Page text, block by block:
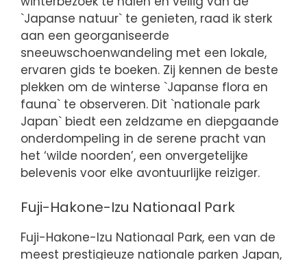
`Japanse natuur` te genieten, raad ik sterk
aan een georganiseerde
sneeuwschoenwandeling met een lokale,
ervaren gids te boeken. Zij kennen de beste
plekken om de winterse `Japanse flora en
fauna` te observeren. Dit `nationale park
Japan` biedt een zeldzame en diepgaande
onderdompeling in de serene pracht van
het ‘wilde noorden’, een onvergetelijke
belevenis voor elke avontuurlijke reiziger.
Fuji-Hakone-Izu Nationaal Park
Fuji-Hakone-Izu Nationaal Park, een van de
meest prestigieuze nationale parken Japan,